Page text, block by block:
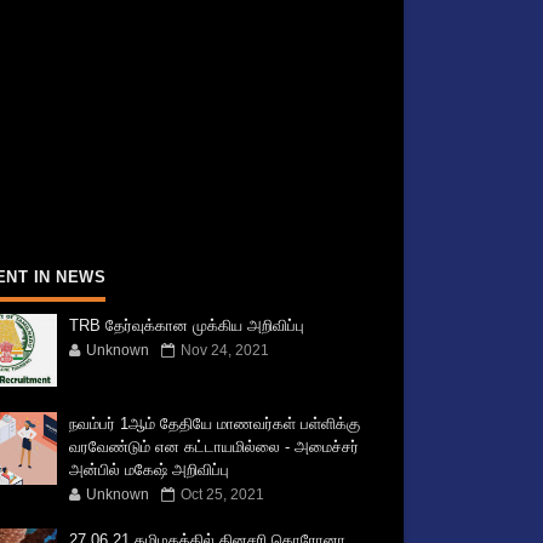
IN NEWS
TRB தேர்வுக்கான முக்கிய அறிவிப்பு
Unknown Nov 24, 2021
நவம்பர் 1ஆம் தேதியே மாணவர்கள் பள்ளிக்கு
வரவேண்டும் என கட்டாயமில்லை - அமைச்சர்
அன்பில் மகேஷ் அறிவிப்பு
Unknown Oct 25, 2021